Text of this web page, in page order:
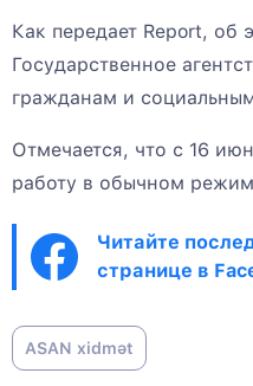
Как передает Report, об
Государственное
гражданам и
Отмечается, что с 16
работу в обычном
Читайте
странице в
ASAN xidmət